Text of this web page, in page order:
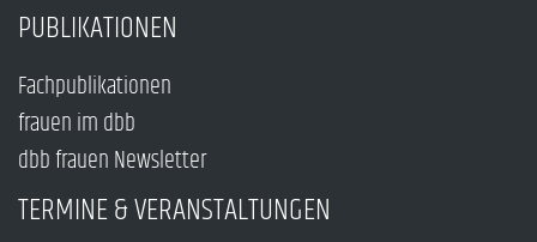
PUBLIKATIONEN
Fachpublikationen
frauen im dbb
dbb frauen Newsletter
TERMINE & VERANSTALTUNGEN